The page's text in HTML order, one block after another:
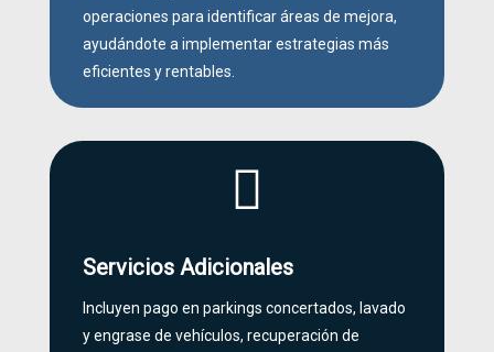
operaciones para identificar áreas de mejora,
ayudándote a implementar estrategias más
eficientes y rentables.

Servicios Adicionales
Incluyen pago en parkings concertados, lavado
y engrase de vehículos, recuperación de